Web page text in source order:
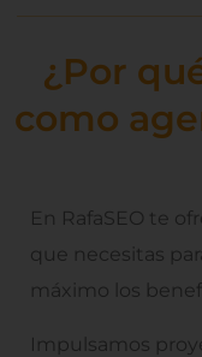
¿Por
como
En RafaSEO te
que necesitas
máximo los
Impulsamos